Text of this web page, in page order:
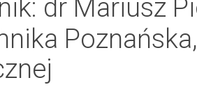
dr Mariusz